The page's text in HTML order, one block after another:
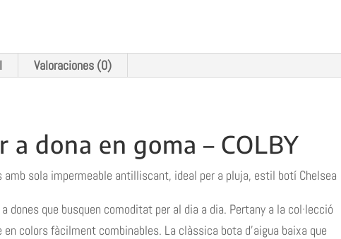
cru
marí
Valoraciones (0)
a dona en goma – COLBY
amb sola impermeable antilliscant, ideal per a pluja, estil botí Chelsea
dones que busquen comoditat per al dia a dia. Pertany a la col·lecció
en colors fàcilment combinables. La clàssica bota d’aigua baixa que